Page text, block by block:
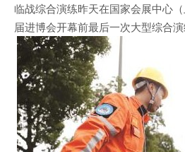
临战综合演练昨天在国家会展中心
届进博会开幕前最后一次大型综合演